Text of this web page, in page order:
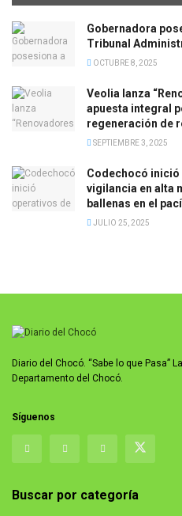
Gobernadora
Tribunal
OCTUBRE 8, 2025
Veolia lanza
apuesta integral
regeneración de
SEPTIEMBRE 3, 2025
Codechocó
vigilancia en alta
ballenas en el
JULIO 25, 2025
Diario del Chocó. “Sabe lo que Pasa”
Departamento del Chocó.
Síguenos
Buscar por categoría